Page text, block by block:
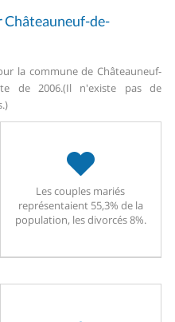
de-
la commune de Châteauneuf-
de 2006.(Il n'existe pas de
Les couples mariés
représentaient 55,3% de la
population, les divorcés 8%.